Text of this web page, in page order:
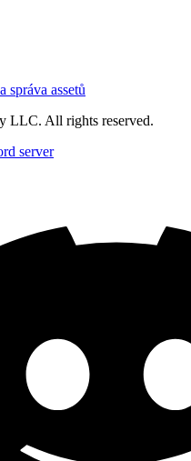
správa assetů
LLC. All rights reserved.
server